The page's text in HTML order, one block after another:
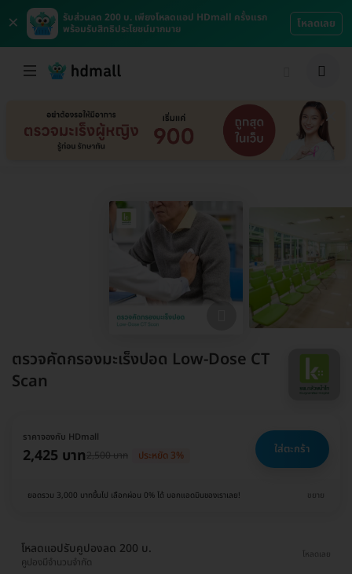
×
รับส่วนลด 200 บ. เพียงโหลดแอป HDmall ครั้งแรก
พร้อมรับสิทธิประโยชน์มากมาย
โหลดเลย
ตรวจคัดกรองมะเร็งปอด Low-Dose CT
Scan
ราคาจองกับ HDmall
2,425 บาท2,500 บาท ประหยัด 3% ใส่ตะกร้า
ยอดรวม 3,000 บาทขึ้นไป เลือกผ่อน 0% ได้ บอกแอดมินของเราเลย! ขยาย
โหลดแอปรับคูปองลด 200 บ.
คูปองมีจำนวนจำกัด
โหลดเลย